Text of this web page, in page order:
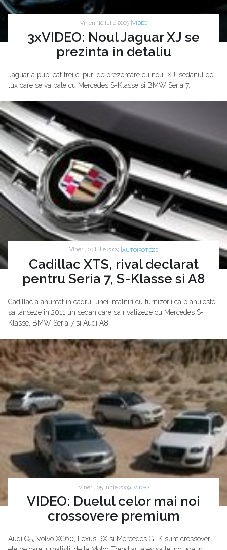
Vineri, 10 Iulie 2009 | VIDEO
3xVIDEO: Noul Jaguar XJ se
prezinta in detaliu
Jaguar a publicat trei clipuri de prezentare cu noul XJ, sedanul de
lux care se va bate cu Mercedes S-Klasse si BMW Seria 7.
Vineri, 03 Iulie 2009 | AUTOIPOTEZE
Cadillac XTS, rival declarat
pentru Seria 7, S-Klasse si A8
Cadillac a anuntat in cadrul unei intalniri cu furnizorii ca planuieste
sa lanseze in 2011 un sedan care sa rivalizeze cu Mercedes S-
Klasse, BMW Seria 7 si Audi A8.
Vineri, 05 Iunie 2009 | VIDEO
VIDEO: Duelul celor mai noi
crossovere premium
Audi Q5, Volvo XC60, Lexus RX si Mercedes GLK sunt crossover-